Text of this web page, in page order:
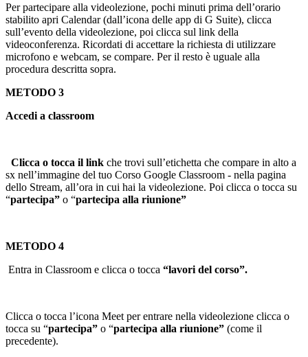
Per partecipare alla videolezione, pochi minuti prima dell’orario
stabilito apri Calendar (dall’icona delle app di G Suite), clicca
sull’evento della videolezione, poi clicca sul link della
videoconferenza. Ricordati di accettare la richiesta di utilizzare
microfono e webcam, se compare. Per il resto è uguale alla
procedura descritta sopra.
METODO 3
​Accedi a classroom
Clicca o tocca il link che trovi sull’etichetta che compare in alto a
sx nell’immagine del tuo Corso Google Classroom - nella pagina
dello Stream, all’ora in cui hai la videolezione. Poi clicca o tocca su
“partecipa” o “partecipa alla riunione”
METODO 4
Entra in Classroom e clicca o tocca “lavori del corso”.
Clicca o tocca l’icona Meet per entrare nella videolezione clicca o
tocca su “partecipa” o “partecipa alla riunione” (come il
precedente).